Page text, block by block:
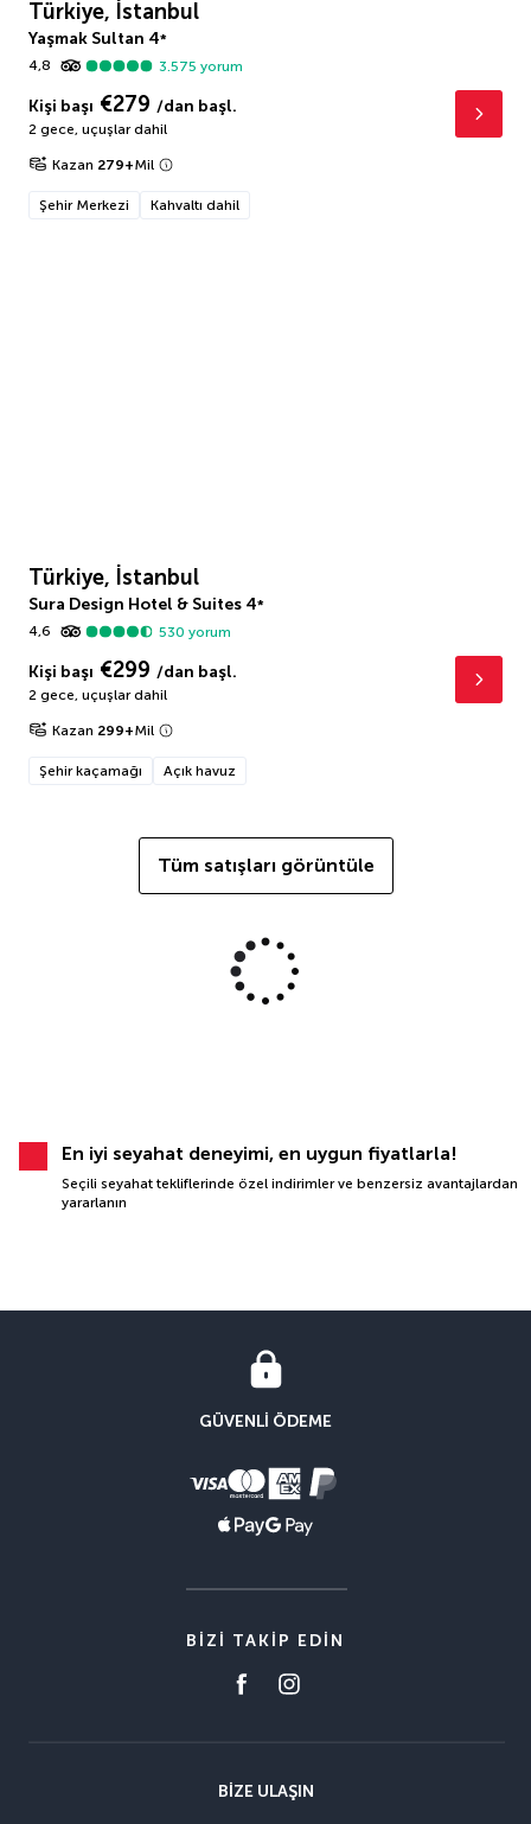
Türkiye, İstanbul
Yaşmak Sultan 4*
4,8
3.575 yorum
Kişi başı €279 /dan başl.
2 gece, uçuşlar dahil
Kazan 279+Mil
Şehir Merkezi Kahvaltı dahil
Türkiye, İstanbul
Sura Design Hotel & Suites 4*
4,6
530 yorum
Kişi başı €299 /dan başl.
2 gece, uçuşlar dahil
Kazan 299+Mil
Şehir kaçamağı Açık havuz
Tüm satışları görüntüle
En iyi seyahat deneyimi, en uygun fiyatlarla!
Seçili seyahat tekliflerinde özel indirimler ve benzersiz avantajlardan
yararlanın
GÜVENLI ÖDEME
BIZI TAKIP EDIN
BIZE ULAŞIN